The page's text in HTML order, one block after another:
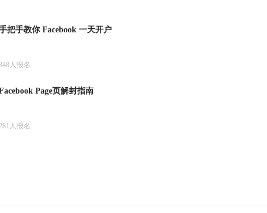
把手教你 Facebook 一天开户
人报名
Page页解封指南
人报名